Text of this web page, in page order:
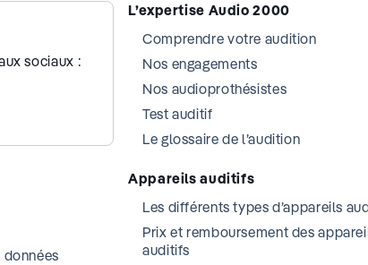
sociaux :
L’expertise Audio 2000
Comprendre votre audition
Nos engagements
Nos audioprothésistes
Test auditif
Le glossaire de l’audition
Appareils auditifs
Les différents types d’appareils
Prix et remboursement des
auditifs